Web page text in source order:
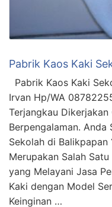
Pabrik Kaos Kaki
Pabrik Kaos Kaki
Irvan Hp/WA
Terjangkau Dikerjakan
Berpengalaman. Anda
Sekolah di Balikpapan
Merupakan Salah
yang Melayani Jasa
Kaki dengan Model
Keinginan …